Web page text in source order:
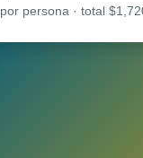
por persona · total